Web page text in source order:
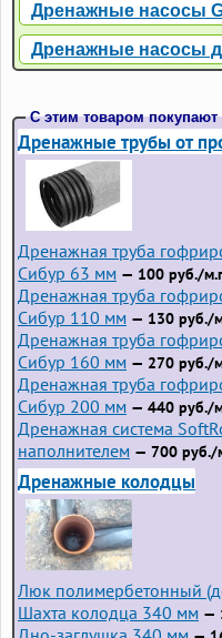
Дренажные насосы
Дренажные насосы
С этим товаром покупают
Дренажные трубы от
Дренажная труба
Сибур 63 мм — 100 руб./
Дренажная труба
Сибур 110 мм — 130 руб./
Дренажная труба
Сибур 160 мм — 270 руб./
Дренажная труба
Сибур 200 мм — 440 руб./
Дренажная система
наполнителем — 700 руб./
Дренажные колодцы
Люк полимербетонный
Шахта колодца 340 мм —